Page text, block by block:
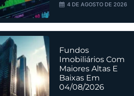
4 DE AGOSTO DE 2026
Fundos
Imobiliários Com
Maiores Altas E
Baixas Em
04/08/2026